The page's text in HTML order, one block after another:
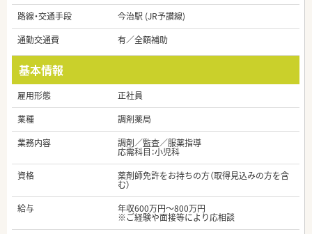
路線・交通手段
今治駅 (JR予讃線)
通勤交通費
有／全額補助
基本情報
雇用形態
正社員
業種
調剤薬局
業務内容
調剤／監査／服薬指導
応需科目：小児科
資格
薬剤師免許をお持ちの方（取得見込みの方を含
む）
給与
年収600万円～800万円
※ご経験や面接等により応相談